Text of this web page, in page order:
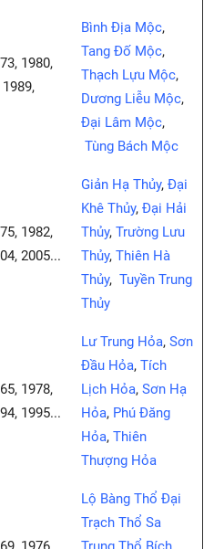
1980,
Bình Địa Mộc,
Tang Đố Mộc,
Thạch Lựu Mộc,
Dương Liễu Mộc,
Đại Lâm Mộc,
Tùng Bách Mộc
1982,
2005...
Giản Hạ Thủy, Đại
Khê Thủy, Đại Hải
Thủy, Trường Lưu
Thủy, Thiên Hà
Thủy, Tuyền Trung
Thủy
1978,
1995...
Lư Trung Hỏa, Sơn
Đầu Hỏa, Tích
Lịch Hỏa, Sơn Hạ
Hỏa, Phú Đăng
Hỏa, Thiên
Thượng Hỏa
Lộ Bàng Thổ Đại
Trạch Thổ Sa